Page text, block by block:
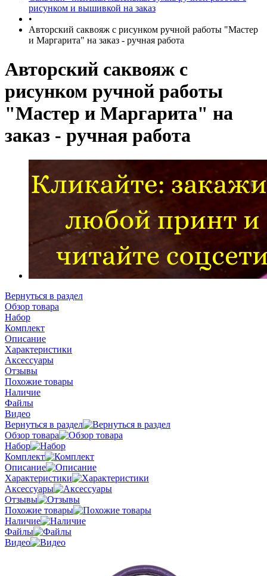
рисунком и вышивкой на заказ
•
Авторский саквояж с рисунком ручной работы "Мастер
и Маргарита" на заказ - ручная работа
Авторский саквояж с
рисунком ручной работы
"Мастер и Маргарита" на
заказ - ручная работа
Вернуться в раздел
Обзор товара
Набор
Комплект
Описание
Характеристики
Аксессуары
Отзывы
Похожие товары
Наличие
Файлы
Видео
Вернуться в раздел
Обзор товара
Набор
Комплект
Описание
Характеристики
Аксессуары
Отзывы
Похожие товары
Наличие
Файлы
Видео